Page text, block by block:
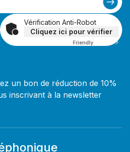
Vérification Anti-Robot
Cliquez ici pour vérifier
Friendly Captcha ⇗
un bon de réduction de 10%
inscrivant à la newsletter